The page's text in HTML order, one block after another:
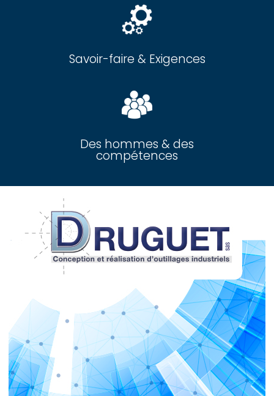
Savoir-faire & Exigences
Des hommes & des
compétences